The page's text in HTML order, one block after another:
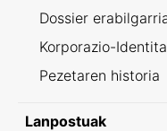
Dossier
Korporazio-
Pezetaren historia
Lanpostuak